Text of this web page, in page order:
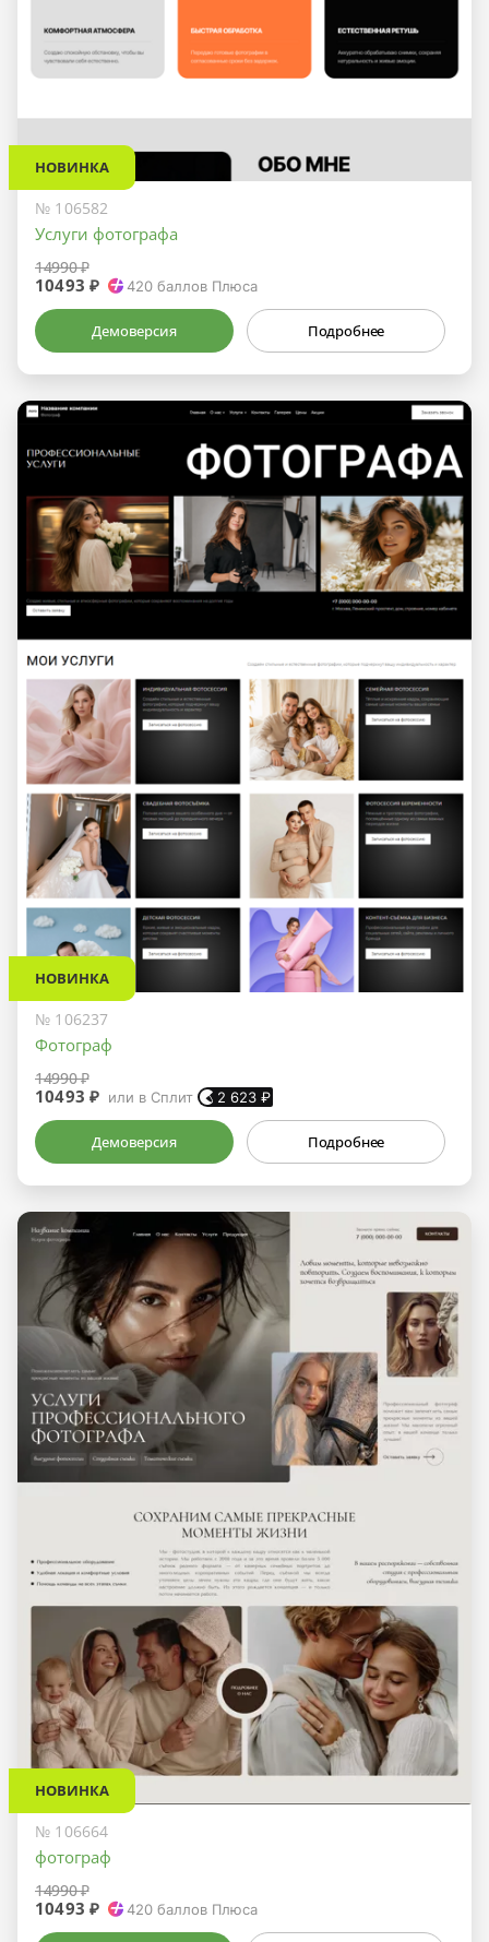
НОВИНКА
№ 106582
Услуги фотографа
14990 ₽
10493 ₽ 420 баллов Плюса
Демоверсия Подробнее
НОВИНКА
№ 106237
Фотограф
14990 ₽
10493 ₽ или в Сплит 2 623 ₽
Демоверсия Подробнее
НОВИНКА
№ 106664
фотограф
14990 ₽
10493 ₽ 420 баллов Плюса